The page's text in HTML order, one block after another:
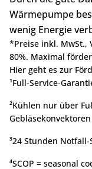
Wärmepumpe
wenig Energie
*Preise inkl. MwSt.,
80%. Maximal
Hier geht es zur
¹Full-Service-
²Kühlen nur über
³24 Stunden
⁴SCOP = seasonal